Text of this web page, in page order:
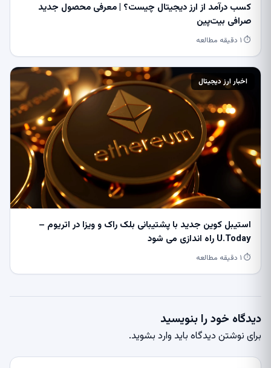
کسب درآمد از ارز دیجیتال چیست؟ | معرفی محصول جدید
صرافی بیت‌پین
⏱ ۱ دقیقه مطالعه
اخبار ارز دیجیتال
استیبل کوین جدید با پشتیبانی بلک راک و ویزا در اتریوم –
U.Today راه اندازی می شود
⏱ ۱ دقیقه مطالعه
دیدگاه خود را بنویسید
برای نوشتن دیدگاه باید وارد بشوید.